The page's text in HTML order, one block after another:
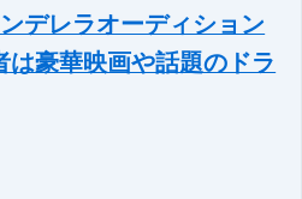
デレラオーディション
は豪華映画や話題のドラ